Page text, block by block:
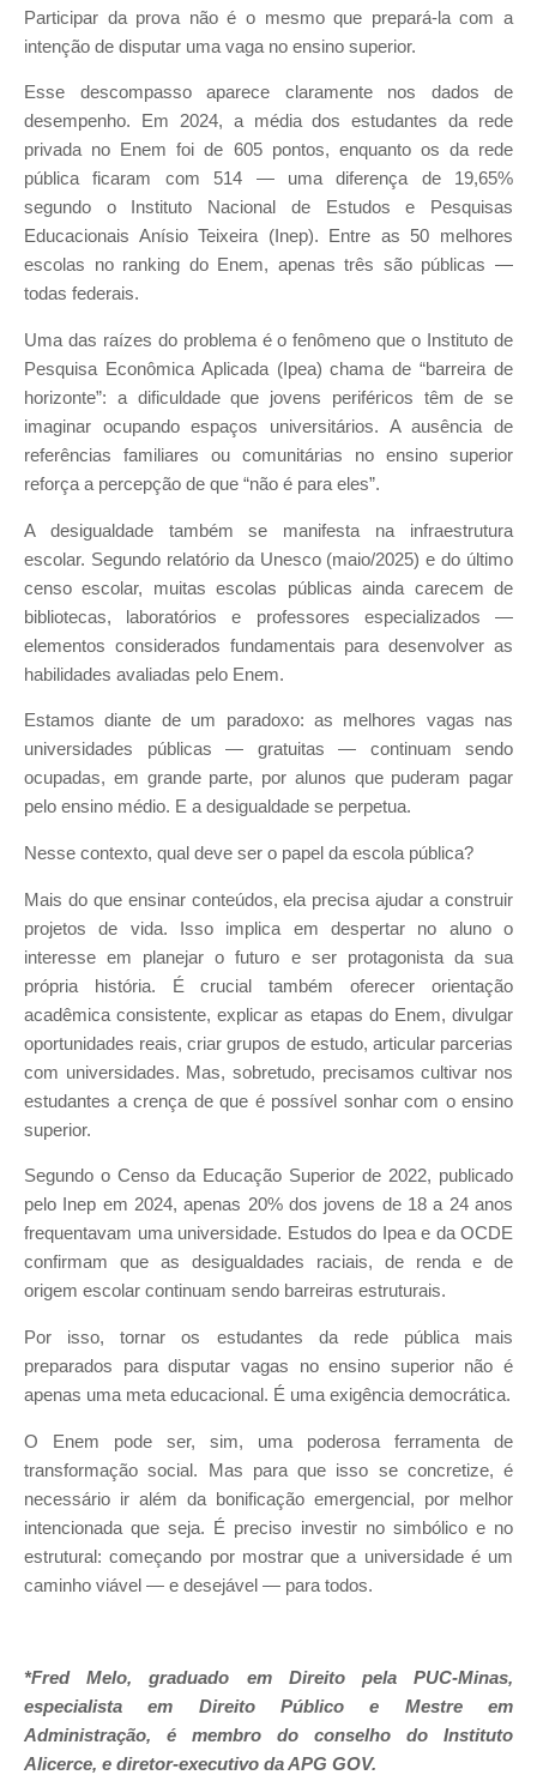
Participar da prova não é o mesmo que prepará-la com a
intenção de disputar uma vaga no ensino superior.
Esse descompasso aparece claramente nos dados de
desempenho. Em 2024, a média dos estudantes da rede
privada no Enem foi de 605 pontos, enquanto os da rede
pública ficaram com 514 — uma diferença de 19,65%
segundo o Instituto Nacional de Estudos e Pesquisas
Educacionais Anísio Teixeira (Inep). Entre as 50 melhores
escolas no ranking do Enem, apenas três são públicas —
todas federais.
Uma das raízes do problema é o fenômeno que o Instituto de
Pesquisa Econômica Aplicada (Ipea) chama de “barreira de
horizonte”: a dificuldade que jovens periféricos têm de se
imaginar ocupando espaços universitários. A ausência de
referências familiares ou comunitárias no ensino superior
reforça a percepção de que “não é para eles”.
A desigualdade também se manifesta na infraestrutura
escolar. Segundo relatório da Unesco (maio/2025) e do último
censo escolar, muitas escolas públicas ainda carecem de
bibliotecas, laboratórios e professores especializados —
elementos considerados fundamentais para desenvolver as
habilidades avaliadas pelo Enem.
Estamos diante de um paradoxo: as melhores vagas nas
universidades públicas — gratuitas — continuam sendo
ocupadas, em grande parte, por alunos que puderam pagar
pelo ensino médio. E a desigualdade se perpetua.
Nesse contexto, qual deve ser o papel da escola pública?
Mais do que ensinar conteúdos, ela precisa ajudar a construir
projetos de vida. Isso implica em despertar no aluno o
interesse em planejar o futuro e ser protagonista da sua
própria história. É crucial também oferecer orientação
acadêmica consistente, explicar as etapas do Enem, divulgar
oportunidades reais, criar grupos de estudo, articular parcerias
com universidades. Mas, sobretudo, precisamos cultivar nos
estudantes a crença de que é possível sonhar com o ensino
superior.
Segundo o Censo da Educação Superior de 2022, publicado
pelo Inep em 2024, apenas 20% dos jovens de 18 a 24 anos
frequentavam uma universidade. Estudos do Ipea e da OCDE
confirmam que as desigualdades raciais, de renda e de
origem escolar continuam sendo barreiras estruturais.
Por isso, tornar os estudantes da rede pública mais
preparados para disputar vagas no ensino superior não é
apenas uma meta educacional. É uma exigência democrática.
O Enem pode ser, sim, uma poderosa ferramenta de
transformação social. Mas para que isso se concretize, é
necessário ir além da bonificação emergencial, por melhor
intencionada que seja. É preciso investir no simbólico e no
estrutural: começando por mostrar que a universidade é um
caminho viável — e desejável — para todos.
*Fred Melo,graduado em Direito pela PUC-Minas,
especialista em Direito Público e Mestre em
Administração, é membro do conselho do Instituto
Alicerce, e diretor-executivo da APG GOV.